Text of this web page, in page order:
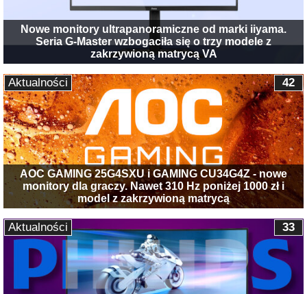
Nowe monitory ultrapanoramiczne od marki iiyama.
Seria G-Master wzbogaciła się o trzy modele z
zakrzywioną matrycą VA
AOC GAMING 25G4SXU i GAMING CU34G4Z - nowe
monitory dla graczy. Nawet 310 Hz poniżej 1000 zł i
model z zakrzywioną matrycą
42
Aktualności
33
Aktualności